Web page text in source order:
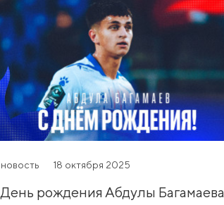
новость 18 октября 2025
День рождения Абдулы Багамаева